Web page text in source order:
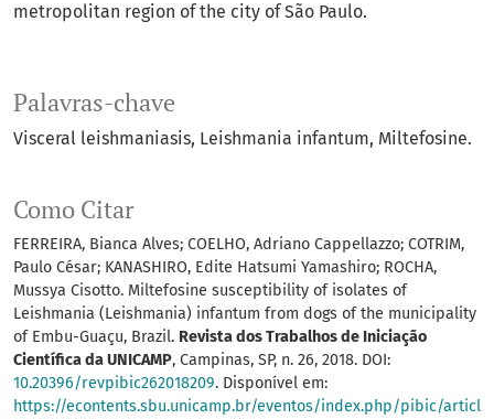
Palavras-chave
Visceral leishmaniasis Leishmania infantum Miltefosine.
Como Citar
FERREIRA, Bianca Alves; COELHO, Adriano Cappellazzo; COTRIM,
Paulo César; KANASHIRO, Edite Hatsumi Yamashiro; ROCHA,
Mussya Cisotto. Miltefosine susceptibility of isolates of
Leishmania (Leishmania) infantum from dogs of the municipality
of Embu-Guaçu, Brazil. Revista dos Trabalhos de Iniciação
Científica da UNICAMP, Campinas, SP, n. 26, 2018. DOI:
10.20396/revpibic262018209. Disponível em:
https://econtents.sbu.unicamp.br/eventos/index.php/pibic/articl
metropolitan region of the city of São Paulo.